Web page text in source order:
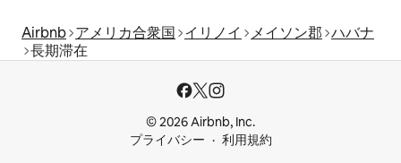
Airbnb アメリカ合衆国 イリノイ メイソン郡 ハバナ
長期滞在
© 2026 Airbnb, Inc.
プライバシー
利用規約